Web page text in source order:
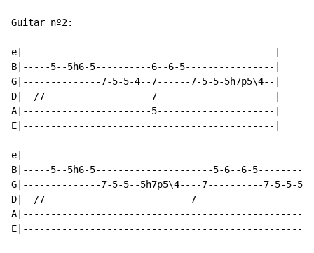
Guitar nº2:
e|---------------------------------------------|
B|-----5--5h6-5----------6--6-5----------------|
G|--------------7-5-5-4--7------7-5-5-5h7p5\4--|
D|--/7-------------------7---------------------|
A|-----------------------5---------------------|
E|---------------------------------------------|
B|-----5--5h6-5---------------------5-6--6-
G|--------------7-5-5--5h7p5\4----7----------7-5-5-
D|--/7--------------------------